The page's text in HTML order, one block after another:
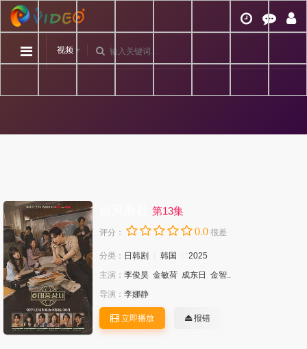
视频
第13集
评分： 0.0 很差
分类： 日韩剧 韩国
2025
主演： 李俊昊 金敏荷 成东日
金智..
导演： 李娜静
立即播放 报错